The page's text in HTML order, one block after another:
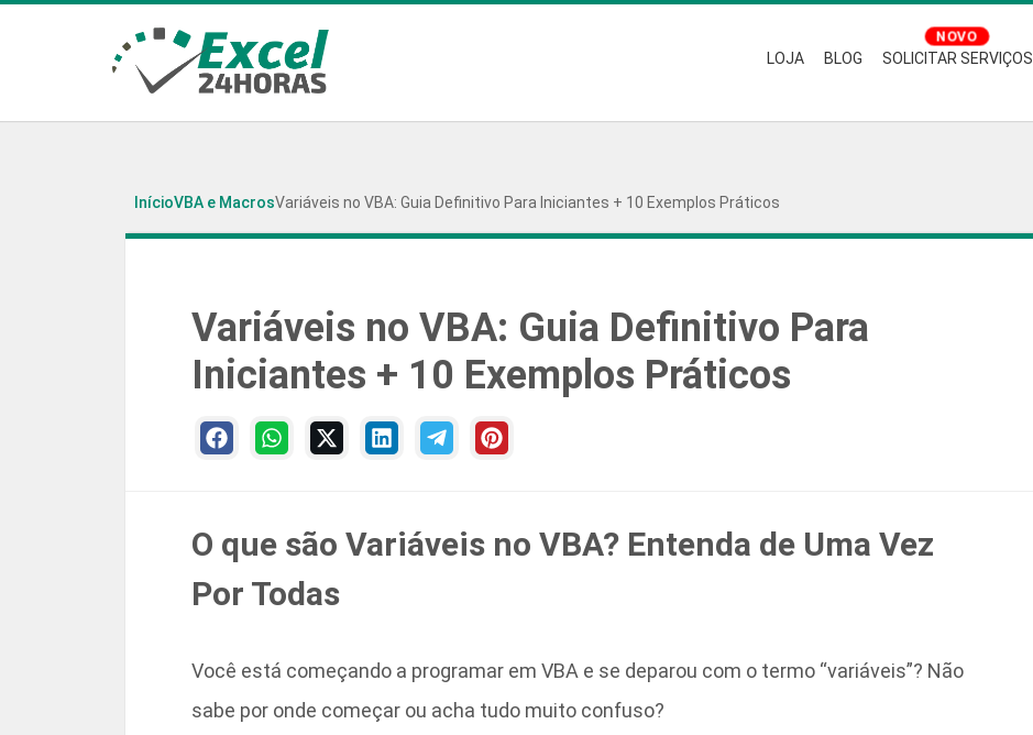
LOJA BLOG SOLICITAR SERVIÇOS
InícioVBA e MacrosVariáveis no VBA: Guia Definitivo Para Iniciantes + 10 Exemplos Práticos
Variáveis no VBA: Guia Definitivo Para
Iniciantes + 10 Exemplos Práticos
O que são Variáveis no VBA? Entenda de Uma Vez
Por Todas
Você está começando a programar em VBA e se deparou com o termo “variáveis”? Não
sabe por onde começar ou acha tudo muito confuso?